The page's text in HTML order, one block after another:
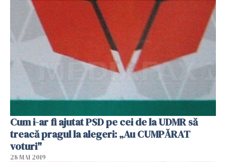
Cum i-ar fi ajutat PSD pe cei de la UDMR să
treacă pragul la alegeri: „Au CUMPĂRAT
voturi"
28 MAI 2019